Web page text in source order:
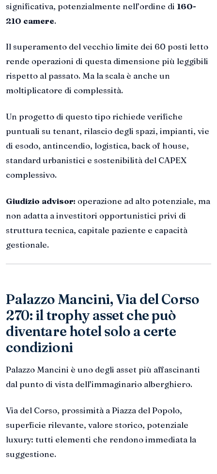
significativa, potenzialmente nell’ordine di 160-
210 camere.
Il superamento del vecchio limite dei 60 posti letto
rende operazioni di questa dimensione più leggibili
rispetto al passato. Ma la scala è anche un
moltiplicatore di complessità.
Un progetto di questo tipo richiede verifiche
puntuali su tenant, rilascio degli spazi, impianti, vie
di esodo, antincendio, logistica, back of house,
standard urbanistici e sostenibilità del CAPEX
complessivo.
Giudizio advisor: operazione ad alto potenziale, ma
non adatta a investitori opportunistici privi di
struttura tecnica, capitale paziente e capacità
gestionale.
Palazzo Mancini, Via del Corso
270: il trophy asset che può
diventare hotel solo a certe
condizioni
Palazzo Mancini è uno degli asset più affascinanti
dal punto di vista dell’immaginario alberghiero.
Via del Corso, prossimità a Piazza del Popolo,
superficie rilevante, valore storico, potenziale
luxury: tutti elementi che rendono immediata la
suggestione.